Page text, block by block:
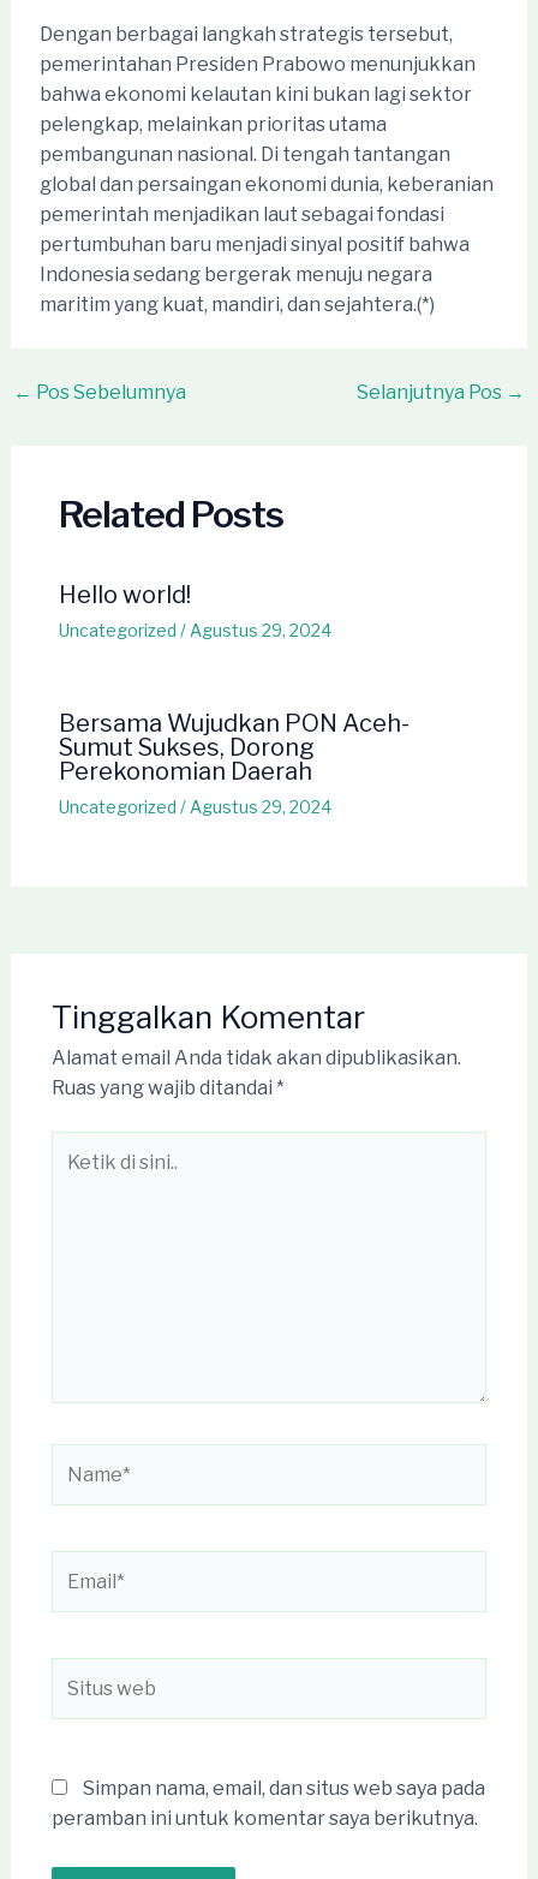
Dengan berbagai langkah strategis tersebut,
pemerintahan Presiden Prabowo menunjukkan
bahwa ekonomi kelautan kini bukan lagi sektor
pelengkap, melainkan prioritas utama
pembangunan nasional. Di tengah tantangan
global dan persaingan ekonomi dunia, keberanian
pemerintah menjadikan laut sebagai fondasi
pertumbuhan baru menjadi sinyal positif bahwa
Indonesia sedang bergerak menuju negara
maritim yang kuat, mandiri, dan sejahtera.(*)
Post
← Pos Sebelumnya Selanjutnya Pos →
Related Posts
Hello world!
Uncategorized / Agustus 29, 2024
Bersama Wujudkan PON Aceh-
Sumut Sukses, Dorong
Perekonomian Daerah
Uncategorized / Agustus 29, 2024
Tinggalkan Komentar
Alamat email Anda tidak akan dipublikasikan.
Ruas yang wajib ditandai *
web
Simpan nama, email, dan situs web saya pada
peramban ini untuk komentar saya berikutnya.